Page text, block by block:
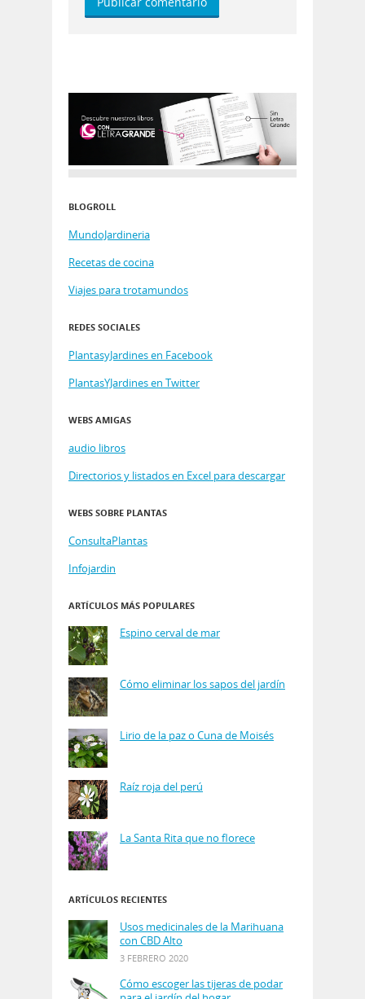
BLOGROLL
MundoJardineria
Recetas de cocina
Viajes para trotamundos
REDES SOCIALES
PlantasyJardines en Facebook
PlantasYJardines en Twitter
WEBS AMIGAS
audio libros
Directorios y listados en Excel para descargar
WEBS SOBRE PLANTAS
ConsultaPlantas
Infojardin
ARTÍCULOS MÁS POPULARES
Espino cerval de mar
Cómo eliminar los sapos del jardín
Lirio de la paz o Cuna de Moisés
Raíz roja del perú
La Santa Rita que no florece
ARTÍCULOS RECIENTES
Usos medicinales de la Marihuana
con CBD Alto
3 FEBRERO 2020
Cómo escoger las tijeras de podar